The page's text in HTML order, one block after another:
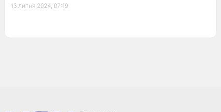
13 липня 2024, 07:19